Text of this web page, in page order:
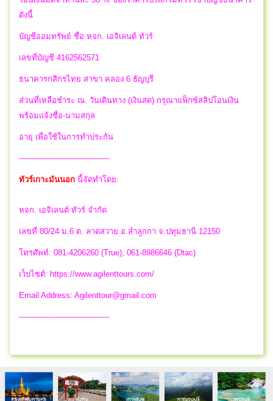
ดังนี้
บัญชีออมทรัพย์ ชื่อ หจก. เอจิเลนต์ ทัวร์
เลขที่บัญชี 4162562571
ธนาคารกสิกรไทย สาขา คลอง 6 ธัญบุรี
ส่วนที่เหลือชำระ ณ. วันเดินทาง (เงินสด) กรุณาแฟ็กซ์สลิปโอนเงิน
พร้อมแจ้งชื่อ-นามสกุล
อายุ เพื่อใช้ในการทำประกัน
-------------------------------------
ทัวร์เกาะมันนอก นี้จัดทำโดย:
หจก. เอจิเลนต์ ทัวร์ จำกัด
เลขที่ 80/24 ม.6 ต. ลาดสวาย อ.ลำลูกกา จ.ปทุมธานี 12150
โทรศัพท์: 081-4206260 (True), 061-8986646 (Dtac)
เว็บไซต์: https://www.agilenttours.com/
Email Address: Agilenttour@gmail.com
-------------------------------------